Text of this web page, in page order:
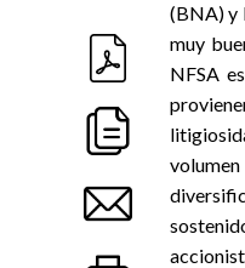
(BNA) y
muy
NFSA